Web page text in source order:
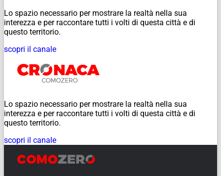
Lo spazio necessario per mostrare la realtà nella sua
interezza e per raccontare tutti i volti di questa città e di
questo territorio.
scopri il canale
Lo spazio necessario per mostrare la realtà nella sua
interezza e per raccontare tutti i volti di questa città e di
questo territorio.
scopri il canale